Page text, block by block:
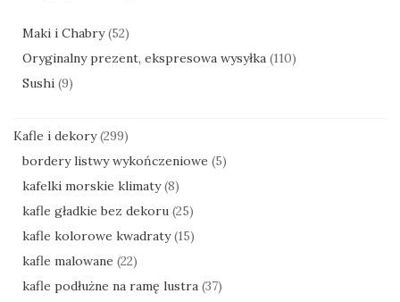
Maki i Chabry (52)
Oryginalny prezent, ekspresowa wysyłka (110)
Sushi (9)
Kafle i dekory (299)
bordery listwy wykończeniowe (5)
kafelki morskie klimaty (8)
kafle gładkie bez dekoru (25)
kafle kolorowe kwadraty (15)
kafle malowane (22)
kafle podłużne na ramę lustra (37)